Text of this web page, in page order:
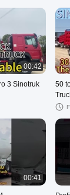
00:42
3 Sinotruk
mijnbouw
50
pk
00:41